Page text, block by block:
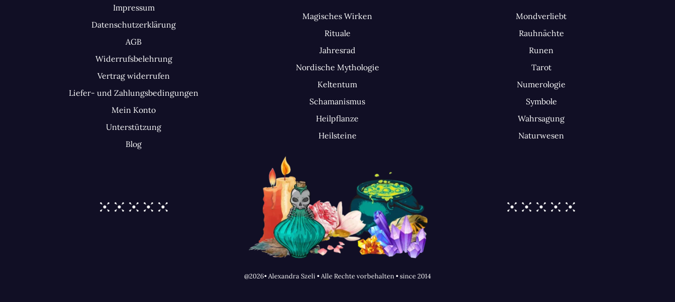
Impressum
Datenschutzerklärung
AGB
Widerrufsbelehrung
Vertrag widerrufen
Liefer- und Zahlungsbedingungen
Mein Konto
Unterstützung
Blog
Magisches Wirken
Rituale
Jahresrad
Nordische Mythologie
Keltentum
Schamanismus
Heilpflanze
Heilsteine
Mondverliebt
Rauhnächte
Runen
Tarot
Numerologie
Symbole
Wahrsagung
Naturwesen
@2026• Alexandra Szeli • Alle Rechte vorbehalten • since 2014